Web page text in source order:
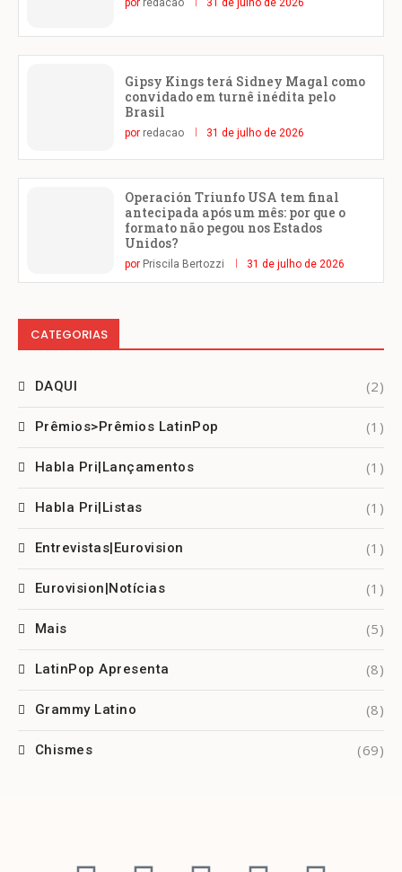
por redacao 31 de julho de 2026
Gipsy Kings terá Sidney Magal como
convidado em turnê inédita pelo
Brasil
por redacao 31 de julho de 2026
Operación Triunfo USA tem final
antecipada após um mês: por que o
formato não pegou nos Estados
Unidos?
por Priscila Bertozzi 31 de julho de 2026
CATEGORIAS
DAQUI (2)
Prêmios>Prêmios LatinPop (1)
Habla Pri|Lançamentos (1)
Habla Pri|Listas (1)
Entrevistas|Eurovision (1)
Eurovision|Notícias (1)
Mais (5)
LatinPop Apresenta (8)
Grammy Latino (8)
Chismes (69)